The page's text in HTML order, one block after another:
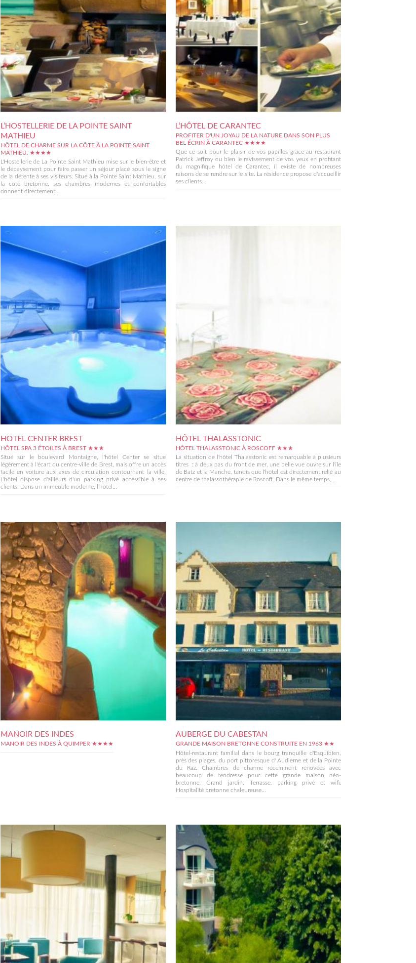
L’HOSTELLERIE DE LA POINTE SAINT
MATHIEU
HÔTEL DE CHARME SUR LA CÔTE À LA POINTE SAINT
MATHIEU. ★★★★
L'Hostellerie de La Pointe Saint Mathieu mise sur le bien-être et
le dépaysement pour faire passer un séjour placé sous le signe
de la détente à ses visiteurs. Situé à la Pointe Saint Mathieu, sur
la côte bretonne, ses chambres modernes et confortables
donnent directement...
L’HÔTEL DE CARANTEC
PROFITER D'UN JOYAU DE LA NATURE DANS SON PLUS
BEL ÉCRIN À CARANTEC ★★★★
Que ce soit pour le plaisir de vos papilles grâce au restaurant
Patrick Jeffroy ou bien le ravissement de vos yeux en profitant
du magnifique hôtel de Carantec, il existe de nombreuses
raisons de se rendre sur le site. La résidence propose d'accueillir
ses clients...
HOTEL CENTER BREST
HÔTEL SPA 3 ÉTOILES À BREST ★★★
Situé sur le boulevard Montaigne, l'hôtel Center se situe
légèrement à l'écart du centre-ville de Brest, mais offre un accès
facile en voiture aux axes de circulation contournant la ville.
L'hôtel dispose d'ailleurs d'un parking privé accessible à ses
clients. Dans un immeuble moderne, l'hôtel...
HÔTEL THALASSTONIC
HÔTEL THALASSTONIC À ROSCOFF ★★★
La situation de l'hôtel Thalasstonic est remarquable à plusieurs
titres : à deux pas du front de mer, une belle vue ouvre sur l'île
de Batz et la Manche, tandis que l'hôtel est directement relié au
centre de thalassothérapie de Roscoff. Dans le même temps,...
MANOIR DES INDES
MANOIR DES INDES À QUIMPER ★★★★
AUBERGE DU CABESTAN
GRANDE MAISON BRETONNE CONSTRUITE EN 1963 ★★
Hôtel-restaurant familial dans le bourg tranquille d'Esquibien,
près des plages, du port pittoresque d' Audierne et de la Pointe
du Raz. Chambres de charme récemment rénovées avec
beaucoup de tendresse pour cette grande maison néo-
bretonne. Grand jardin, Terrasse, parking privé et wifi.
Hospitalité bretonne chaleureuse...